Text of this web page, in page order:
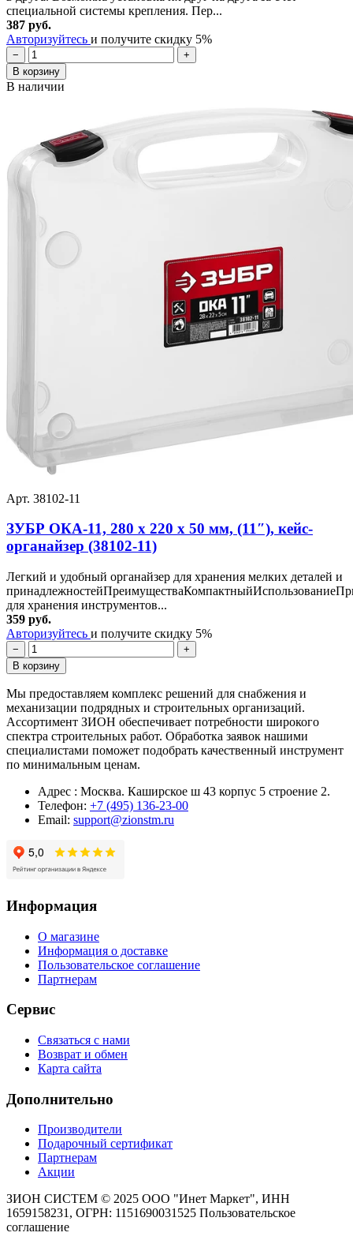
специальной системы крепления. Пер...
387 руб.
Авторизуйтесь и получите скидку 5%
−
+
В корзину
В наличии
Арт. 38102-11
ЗУБР ОКА-11, 280 х 220 х 50 мм, (11″), кейс-
органайзер (38102-11)
Легкий и удобный органайзер для хранения мелких деталей и
для хранения инструментов...
359 руб.
Авторизуйтесь и получите скидку 5%
−
+
В корзину
Мы предоставляем комплекс решений для снабжения и
механизации подрядных и строительных организаций.
Ассортимент ЗИОН обеспечивает потребности широкого
спектра строительных работ. Обработка заявок нашими
специалистами поможет подобрать качественный инструмент
по минимальным ценам.
Адрес : Москва. Каширское ш 43 корпус 5 строение 2.
Телефон: +7 (495) 136-23-00
Email: support@zionstm.ru
Информация
О магазине
Информация о доставке
Пользовательское соглашение
Партнерам
Сервис
Связаться с нами
Возврат и обмен
Карта сайта
Дополнительно
Производители
Подарочный сертификат
Партнерам
Акции
ЗИОН СИСТЕМ © 2025 ООО "Инет Маркет", ИНН
1659158231, ОГРН: 1151690031525 Пользовательское
соглашение